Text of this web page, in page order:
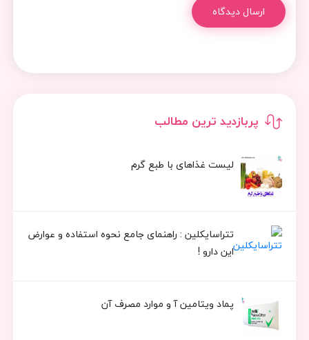
پربازدید ترین مطالب
لیست غذاهای با طبع گرم
تتراسایکلین : راهنمای جامع نحوه استفاده و عوارض
این دارو !
پماد ویتامین آ و موارد مصرف آن
ارسال دیدگاه